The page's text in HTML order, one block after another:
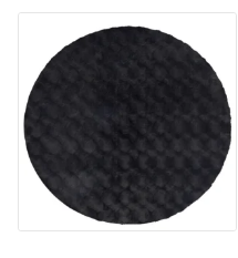
79,00 €. 35,00 €.